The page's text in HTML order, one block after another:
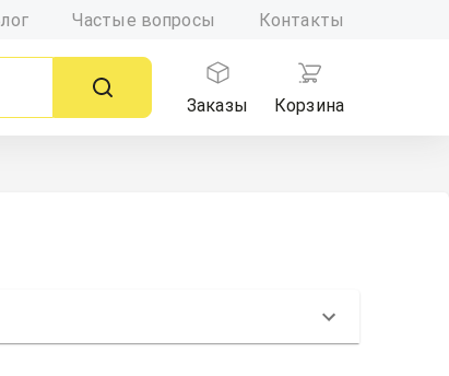
Частые вопросы Контакты
Заказы
Корзина